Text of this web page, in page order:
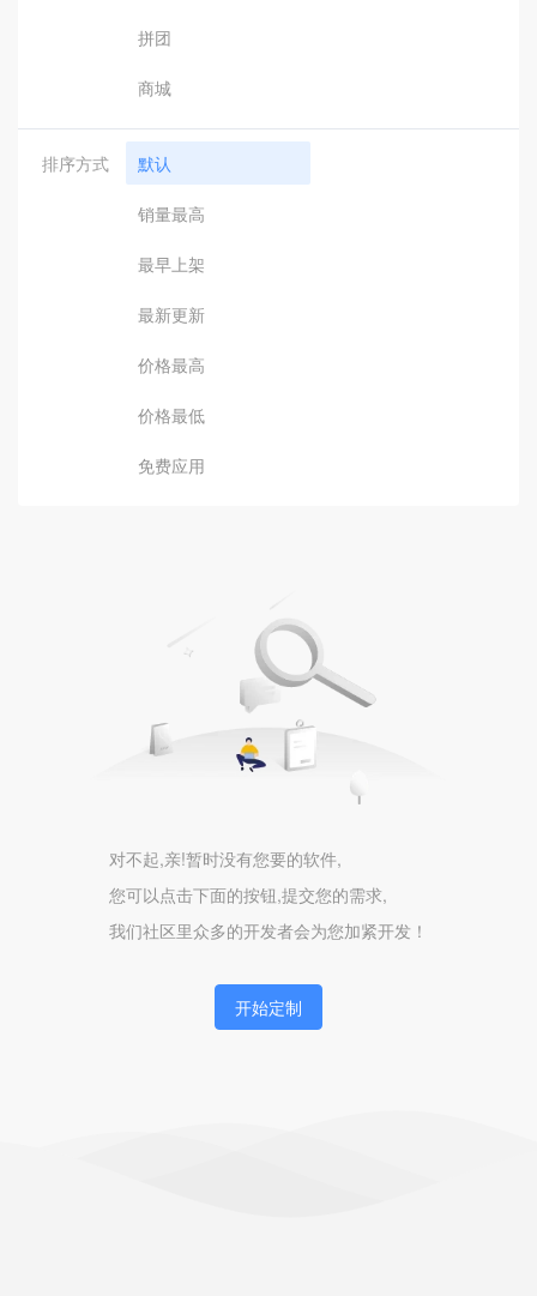
拼团
商城
排序方式 默认
销量最高
最早上架
最新更新
价格最高
价格最低
免费应用
对不起,亲!暂时没有您要的软件,
您可以点击下面的按钮,提交您的需求,
我们社区里众多的开发者会为您加紧开发！
开始定制